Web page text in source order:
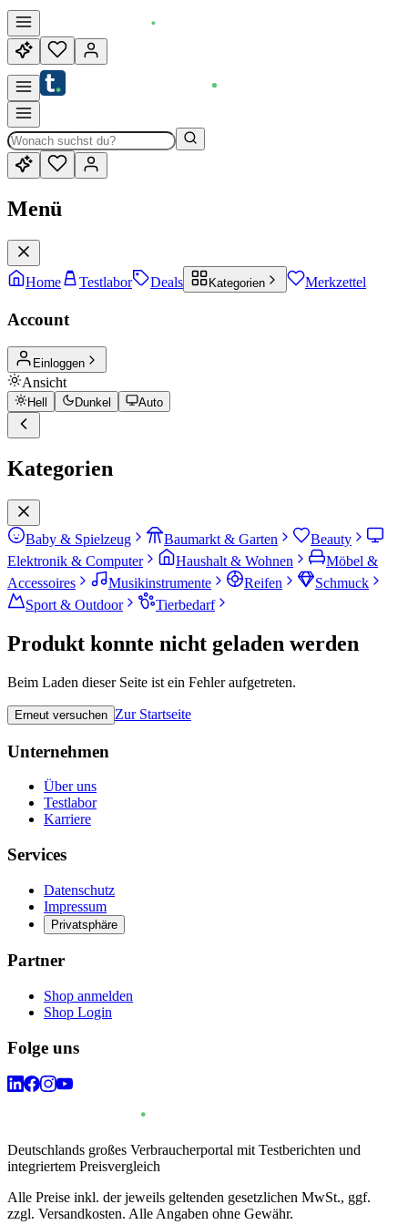
Menü
Home Testlabor Deals Kategorien Merkzettel
Account
Einloggen
Ansicht
Hell Dunkel Auto
Kategorien
Baby & Spielzeug Baumarkt & Garten
Beauty
Elektronik & Computer
Haushalt & Wohnen
Möbel &
Accessoires
Musikinstrumente Reifen
Schmuck
Sport & Outdoor
Tierbedarf
Produkt konnte nicht geladen werden
Beim Laden dieser Seite ist ein Fehler aufgetreten.
Erneut versuchen Zur Startseite
Unternehmen
Über uns
Testlabor
Karriere
Services
Datenschutz
Impressum
Privatsphäre
Partner
Shop anmelden
Shop Login
Folge uns
Deutschlands großes Verbraucherportal mit Testberichten und
integriertem Preisvergleich
Alle Preise inkl. der jeweils geltenden gesetzlichen MwSt., ggf.
zzgl. Versandkosten. Alle Angaben ohne Gewähr.